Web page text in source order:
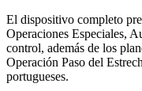
El dispositivo completo
Operaciones Especiales,
control, además de los
Operación Paso del
portugueses.